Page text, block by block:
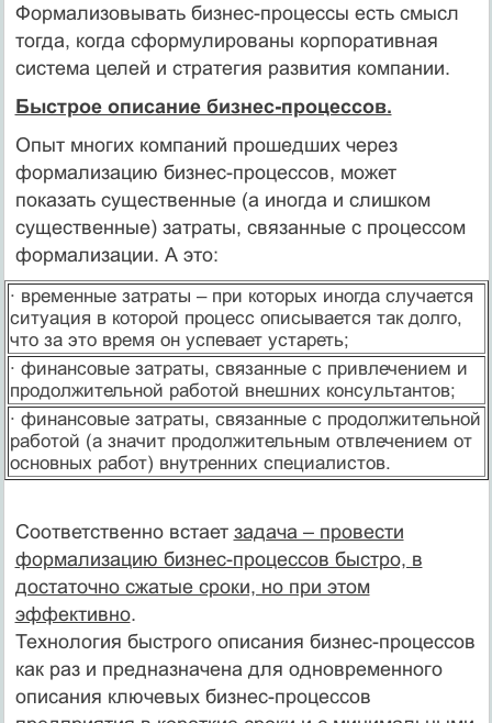
Формализовывать бизнес-процессы есть смысл
тогда, когда сформулированы корпоративная
система целей и стратегия развития компании.
Быстрое описание бизнес-процессов.
Опыт многих компаний прошедших через
формализацию бизнес-процессов, может
показать существенные (а иногда и слишком
существенные) затраты, связанные с процессом
формализации. А это:
· временные затраты – при которых иногда случается
ситуация в которой процесс описывается так долго,
что за это время он успевает устареть;
· финансовые затраты, связанные с привлечением и
продолжительной работой внешних консультантов;
· финансовые затраты, связанные с продолжительной
работой (а значит продолжительным отвлечением от
основных работ) внутренних специалистов.
Соответственно встает задача – провести
формализацию бизнес-процессов быстро, в
достаточно сжатые сроки, но при этом
эффективно.
Технология быстрого описания бизнес-процессов
как раз и предназначена для одновременного
описания ключевых бизнес-процессов